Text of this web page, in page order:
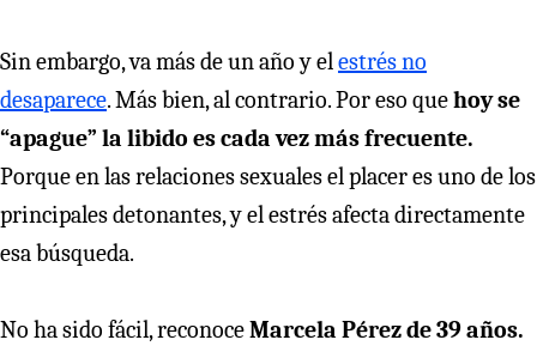
Sin embargo, va más de un año y elestrés no
desaparece. Más bien, al contrario. Por eso quehoy se
“apague” la libido es cada vez más frecuente.
Porque en las relaciones sexuales el placer es uno de los
principales detonantes, y el estrés afecta directamente
esa búsqueda.
No ha sido fácil, reconoceMarcela Pérez de 39 años.